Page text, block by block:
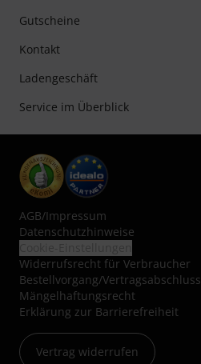
Gutscheine
Kontakt
Ladengeschäft
Service im Überblick
AGB/Impressum
Datenschutzhinweise
Widerrufsrecht für Verbraucher
Bestellvorgang/Vertragsabschluss
Mängelhaftungsrecht
Erklärung zur Barrierefreiheit
Vertrag widerrufen